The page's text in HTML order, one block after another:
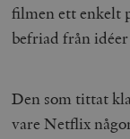
filmen ett enkelt
befriad från
Den som tittat
vare Netflix